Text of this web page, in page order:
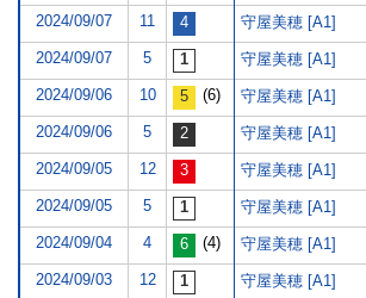
2024/09/07 11 守屋美穂 [A1]
2024/09/07 5 守屋美穂 [A1]
2024/09/06 10 (6) 守屋美穂 [A1]
2024/09/06 5 守屋美穂 [A1]
2024/09/05 12 守屋美穂 [A1]
2024/09/05 5 守屋美穂 [A1]
2024/09/04 4 (4) 守屋美穂 [A1]
2024/09/03 12 守屋美穂 [A1]